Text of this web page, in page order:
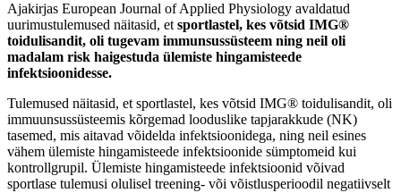
Ajakirjas European Journal of Applied Physiology avaldatud
uurimustulemused näitasid, et sportlastel, kes võtsid IMG®
toidulisandit, oli tugevam immunsussüsteem ning neil oli
madalam risk haigestuda ülemiste hingamisteede
infektsioonidesse.
Tulemused näitasid, et sportlastel, kes võtsid IMG® toidulisandit, oli
immuunsussüsteemis kõrgemad looduslike tapjarakkude (NK)
tasemed, mis aitavad võidelda infektsioonidega, ning neil esines
vähem ülemiste hingamisteede infektsioonide sümptomeid kui
kontrollgrupil. Ülemiste hingamisteede infektsioonid võivad
sportlase tulemusi olulisel treening- või võistlusperioodil negatiivselt